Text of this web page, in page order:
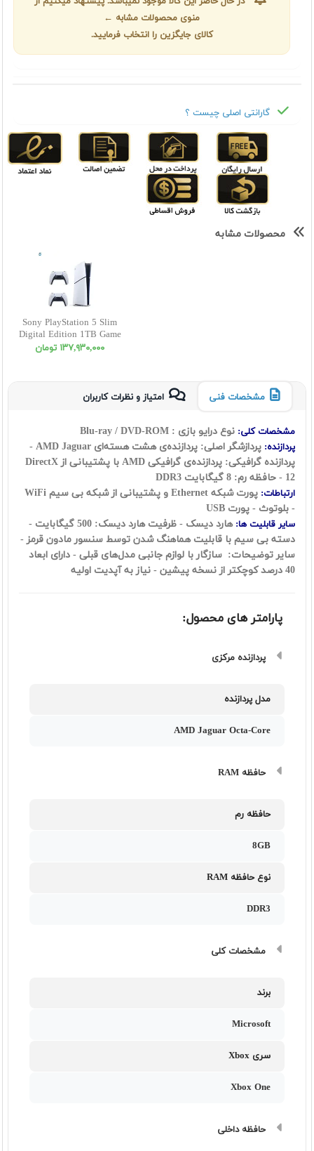
منوی محصولات مشابه ←
کالای جایگزین را انتخاب فرمایید.
گارانتی اصلی چیست ؟
محصولات مشابه
Sony PlayStation 5 Slim
Digital Edition 1TB Game
Console دسته اضافه
١٣٧,٩٣٠,٠٠٠ تومان
مشخصات فنی امتیاز و نظرات کاربران
مشخصات کلی: نوع درایو بازی : Blu-ray / DVD-ROM
پردازنده:
پردازشگر اصلی: پردازنده‌ی هشت هسته‌ای AMD Jaguar -
پردازنده گرافیکی: پردازنده‌ی گرافیکی AMD با پشتیبانی از DirectX
12 - حافظه رم: 8 گیگابایت DDR3
ارتباطات:
پورت شبکه Ethernet و پشتیبانی از شبکه بی سیم WiFi
- بلوتوث - پورت USB
سایر قابلیت ها:
هارد دیسک - ظرفیت هارد دیسک: 500 گیگابایت -
دسته بی سیم با قابلیت هماهنگ شدن توسط سنسور مادون قرمز -
سایر توضیحات: سازگار با لوازم جانبی مدل‌های قبلی - دارای ابعاد
40 درصد کوچکتر از نسخه پیشین - نیاز به آپدیت اولیه
پارامتر های محصول:
پردازنده مرکزی
مدل پردازنده
AMD Jaguar Octa-Core
حافظه RAM
حافظه رم
8GB
نوع حافظه RAM
DDR3
مشخصات کلی
برند
Microsoft
سری Xbox
Xbox One
حافظه داخلی